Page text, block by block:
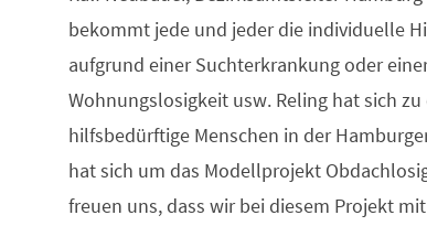
bekommt jede und jeder die individuelle
aufgrund einer Suchterkrankung oder
Wohnungslosigkeit usw. Reling hat sich
hilfsbedürftige Menschen in der
hat sich um das Modellprojekt
freuen uns, dass wir bei diesem Projekt